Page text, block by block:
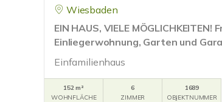
Wiesbaden
EIN HAUS, VIELE
Einliegerwohnung, Garten und
Einfamilienhaus
152 m²
WOHNFLÄCHE
6
ZIMMER
1689
OBJEKTNUMMER